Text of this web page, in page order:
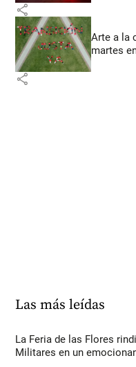
share
Arte a la
martes
share
Las más leídas
La Feria de las Flores
Militares en un